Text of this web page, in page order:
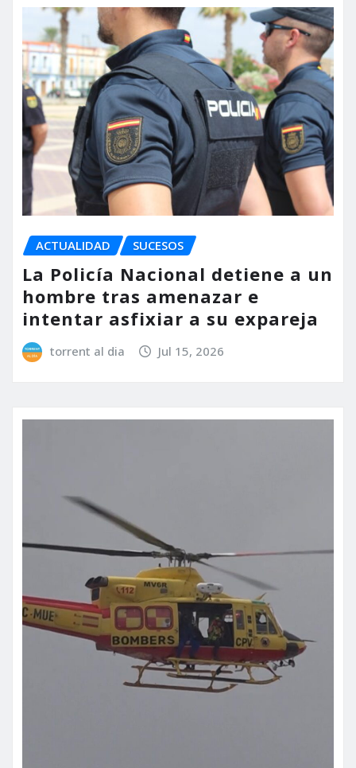
ACTUALIDAD SUCESOS
La Policía Nacional detiene a un
hombre tras amenazar e
intentar asfixiar a su expareja
torrent al dia Jul 15, 2026